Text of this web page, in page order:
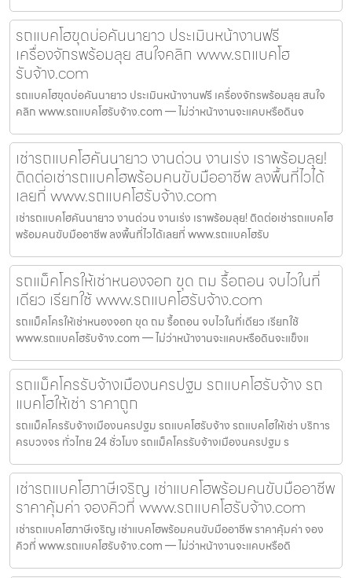
รถแบคโฮขุดบ่อคันนายาว ประเมินหน้างานฟรี
เครื่องจักรพร้อมลุย สนใจคลิก www.รถแบคโฮ
รับจ้าง.com
รถแบคโฮขุดบ่อคันนายาว ประเมินหน้างานฟรี เครื่องจักรพร้อมลุย สนใจ
คลิก www.รถแบคโฮรับจ้าง.com — ไม่ว่าหน้างานจะแคบหรือดินจ
เช่ารถแบคโฮคันนายาว งานด่วน งานเร่ง เราพร้อมลุย!
ติดต่อเช่ารถแบคโฮพร้อมคนขับมืออาชีพ ลงพื้นที่ไวได้
เลยที่ www.รถแบคโฮรับจ้าง.com
เช่ารถแบคโฮคันนายาว งานด่วน งานเร่ง เราพร้อมลุย! ติดต่อเช่ารถแบคโฮ
พร้อมคนขับมืออาชีพ ลงพื้นที่ไวได้เลยที่ www.รถแบคโฮรับ
รถแม็คโครให้เช่าหนองจอก ขุด ถม รื้อถอน จบไวในที่
เดียว เรียกใช้ www.รถแบคโฮรับจ้าง.com
รถแม็คโครให้เช่าหนองจอก ขุด ถม รื้อถอน จบไวในที่เดียว เรียกใช้
www.รถแบคโฮรับจ้าง.com — ไม่ว่าหน้างานจะแคบหรือดินจะแข็งแ
รถแม็คโครรับจ้างเมืองนครปฐม รถแบคโฮรับจ้าง รถ
แบคโฮให้เช่า ราคาถูก
รถแม็คโครรับจ้างเมืองนครปฐม รถแบคโฮรับจ้าง รถแบคโฮให้เช่า บริการ
ครบวงจร ทั่วไทย 24 ชั่วโมง รถแม็คโครรับจ้างเมืองนครปฐม ร
เช่ารถแบคโฮภาษีเจริญ เช่าแบคโฮพร้อมคนขับมืออาชีพ
ราคาคุ้มค่า จองคิวที่ www.รถแบคโฮรับจ้าง.com
เช่ารถแบคโฮภาษีเจริญ เช่าแบคโฮพร้อมคนขับมืออาชีพ ราคาคุ้มค่า จอง
คิวที่ www.รถแบคโฮรับจ้าง.com — ไม่ว่าหน้างานจะแคบหรือดิ